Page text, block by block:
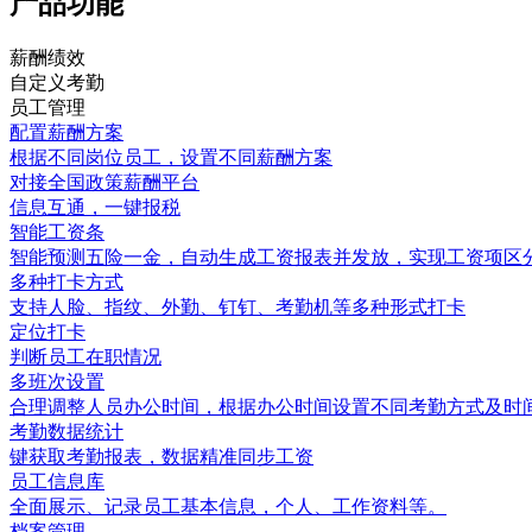
薪酬绩效
自定义考勤
员工管理
配置薪酬方案
根据不同岗位员工，设置不同薪酬方案
对接全国政策薪酬平台
信息互通，一键报税
智能工资条
智能预测五险一金，自动生成工资报表并发放，实现工资项区
多种打卡方式
支持人脸、指纹、外勤、钉钉、考勤机等多种形式打卡
定位打卡
判断员工在职情况
多班次设置
合理调整人员办公时间，根据办公时间设置不同考勤方式及时
考勤数据统计
键获取考勤报表，数据精准同步⼯资
员工信息库
全面展示、记录员工基本信息，个人、工作资料等。